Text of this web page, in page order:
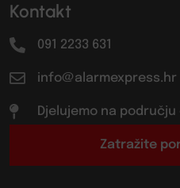
Kontakt
091 2233 631
info@alarmexpress.hr
Djelujemo na
Zatražite